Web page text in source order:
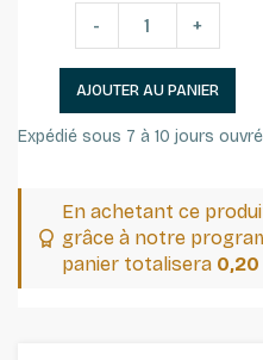
- +
AJOUTER AU PANIER
Expédié sous 7 à 10 jours
En achetant ce
grâce à notre
panier totalisera